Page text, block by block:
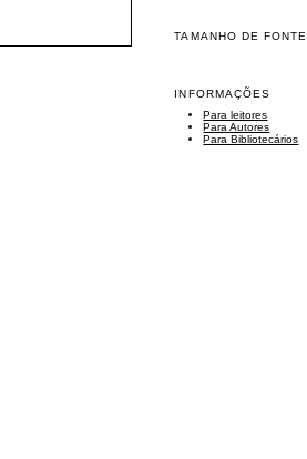
TAMANHO DE FONTE
INFORMAÇÕES
Para leitores
Para Autores
Para Bibliotecários